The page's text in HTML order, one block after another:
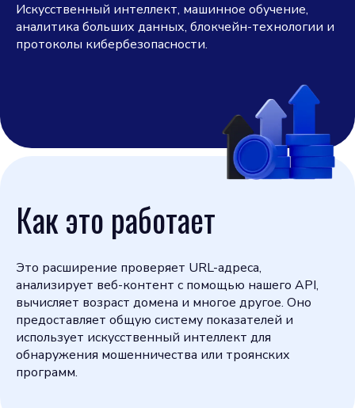
Искусственный интеллект, машинное обучение,
аналитика больших данных, блокчейн-технологии и
протоколы кибербезопасности.
Как это работает
Это расширение проверяет URL-адреса,
анализирует веб-контент с помощью нашего API,
вычисляет возраст домена и многое другое. Оно
предоставляет общую систему показателей и
использует искусственный интеллект для
обнаружения мошенничества или троянских
программ.